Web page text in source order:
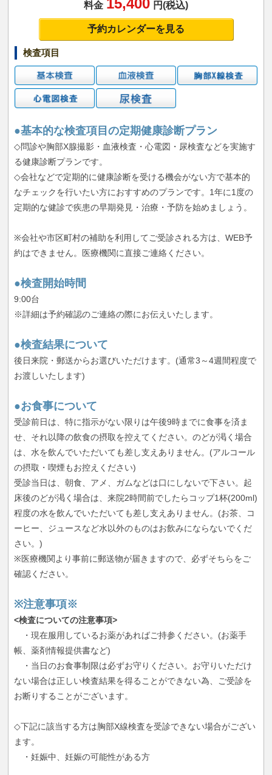
料金 円(税込)
予約カレンダーを見る
検査項目
●基本的な検査項目の定期健康診断プラン
◇問診や胸部X腺撮影・血液検査・心電図・尿検査などを実施す
る健康診断プランです。
◇会社などで定期的に健康診断を受ける機会がない方で基本的
なチェックを行いたい方におすすめのプランです。1年に1度の
定期的な健診で疾患の早期発見・治療・予防を始めましょう。
※会社や市区町村の補助を利用してご受診される方は、WEB予
約はできません。医療機関に直接ご連絡ください。
●検査開始時間
9:00台
※詳細は予約確認のご連絡の際にお伝えいたします。
●検査結果について
後日来院・郵送からお選びいただけます。(通常3～4週間程度で
お渡しいたします)
●お食事について
受診前日は、特に指示がない限りは午後9時までに食事を済ま
せ、それ以降の飲食の摂取を控えてください。のどが渇く場合
は、水を飲んでいただいても差し支えありません。(アルコール
の摂取・喫煙もお控えください)
受診当日は、朝食、アメ、ガムなどは口にしないで下さい。起
床後のどが渇く場合は、来院2時間前でしたらコップ1杯(200ml)
程度の水を飲んでいただいても差し支えありません。(お茶、コ
ーヒー、ジュースなど水以外のものはお飲みにならないでくだ
さい。)
※医療機関より事前に郵送物が届きますので、必ずそちらをご
確認ください。
※注意事項※
<検査についての注意事項>
・現在服用しているお薬があればご持参ください。(お薬手
帳、薬剤情報提供書など)
・当日のお食事制限は必ずお守りください。お守りいただけ
ない場合は正しい検査結果を得ることができない為、ご受診を
お断りすることがございます。
◇下記に該当する方は胸部X線検査を受診できない場合がござい
ます。
・妊娠中、妊娠の可能性がある方